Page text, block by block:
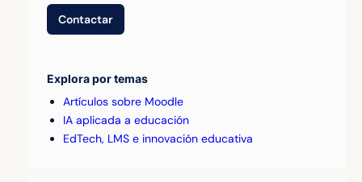
Contactar
Explora por temas
Artículos sobre Moodle
IA aplicada a educación
EdTech, LMS e innovación educativa